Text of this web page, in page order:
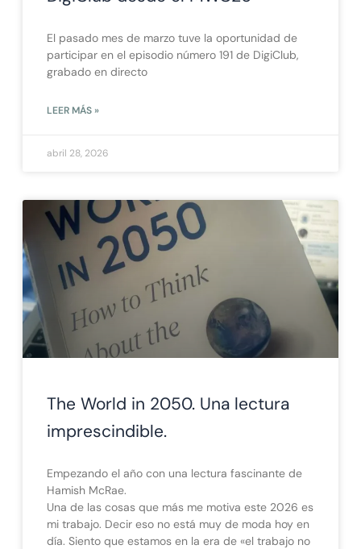
El pasado mes de marzo tuve la oportunidad de
participar en el episodio número 191 de DigiClub,
grabado en directo
LEER MÁS »
abril 28, 2026
The World in 2050. Una lectura
imprescindible.
Empezando el año con una lectura fascinante de
Hamish McRae.
Una de las cosas que más me motiva este 2026 es
mi trabajo. Decir eso no está muy de moda hoy en
día. Siento que estamos en la era de «el trabajo no